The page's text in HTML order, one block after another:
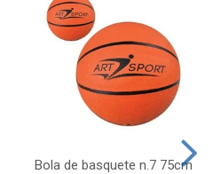
Bola de basquete n.7 75cm